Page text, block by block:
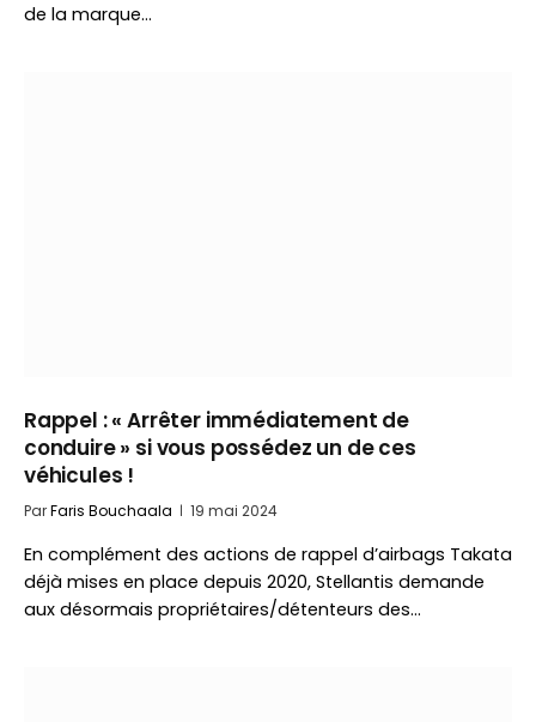
de la marque…
Rappel : « Arrêter immédiatement de
conduire » si vous possédez un de ces
véhicules !
ParFaris Bouchaala 19 mai 2024
En complément des actions de rappel d’airbags Takata
déjà mises en place depuis 2020, Stellantis demande
aux désormais propriétaires/détenteurs des…